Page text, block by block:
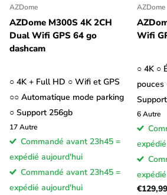
AZDome
AZDome M300S 4K 2CH
Dual Wifi GPS 64 go
dashcam
○ 4K + Full HD ○ Wifi et GPS
○○ Automatique mode parking
○ Support 256gb
17Autre
Commandé avant 23h45 =
expédié aujourd'hui
Commandé avant 23h45 =
expédié aujourd'hui
AZDome
Wifi
○ 4K ○
6Autre
€129,99